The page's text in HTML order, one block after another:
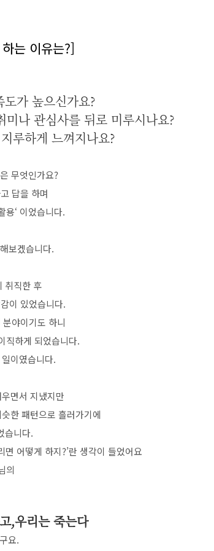
는 이유는?]
가 높으신가요?
나 관심사를 뒤로 미루시나요?
루하게 느껴지나요?
무엇인가요?
답을 하며
용‘ 이었습니다.
보겠습니다.
취직한 후
이 있었습니다.
야이기도 하니
직하게 되었습니다.
이였습니다.
면서 지냈지만
한 패턴으로 흘러가기에
습니다.
어떻게 하지?’란 생각이 들었어요
의
,우리는 죽는다
요.